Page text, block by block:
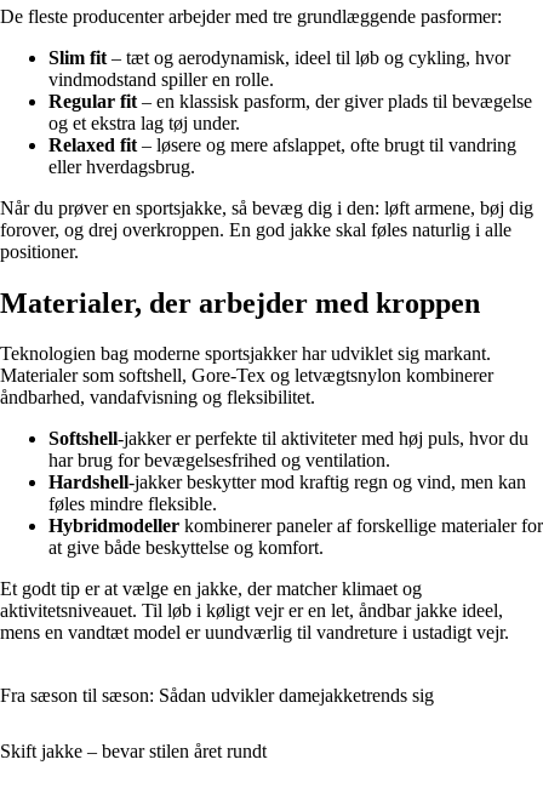
De fleste producenter arbejder med tre grundlæggende pasformer:
Slim fit – tæt og aerodynamisk, ideel til løb og cykling, hvor
vindmodstand spiller en rolle.
Regular fit – en klassisk pasform, der giver plads til bevægelse
og et ekstra lag tøj under.
Relaxed fit – løsere og mere afslappet, ofte brugt til vandring
eller hverdagsbrug.
Når du prøver en sportsjakke, så bevæg dig i den: løft armene, bøj dig
forover, og drej overkroppen. En god jakke skal føles naturlig i alle
positioner.
Materialer, der arbejder med kroppen
Teknologien bag moderne sportsjakker har udviklet sig markant.
Materialer som softshell, Gore-Tex og letvægtsnylon kombinerer
åndbarhed, vandafvisning og fleksibilitet.
Softshell-jakker er perfekte til aktiviteter med høj puls, hvor du
har brug for bevægelsesfrihed og ventilation.
Hardshell-jakker beskytter mod kraftig regn og vind, men kan
føles mindre fleksible.
Hybridmodeller kombinerer paneler af forskellige materialer for
at give både beskyttelse og komfort.
Et godt tip er at vælge en jakke, der matcher klimaet og
aktivitetsniveauet. Til løb i køligt vejr er en let, åndbar jakke ideel,
mens en vandtæt model er uundværlig til vandreture i ustadigt vejr.
Fra sæson til sæson: Sådan udvikler damejakketrends sig
Skift jakke – bevar stilen året rundt